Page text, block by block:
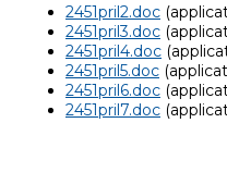
2451pril2.doc
2451pril3.doc
2451pril4.doc
2451pril5.doc
2451pril6.doc
2451pril7.doc